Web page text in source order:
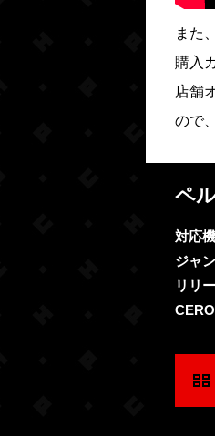
また
購入
店舗
ので
ペ
対応
ジャ
リリ